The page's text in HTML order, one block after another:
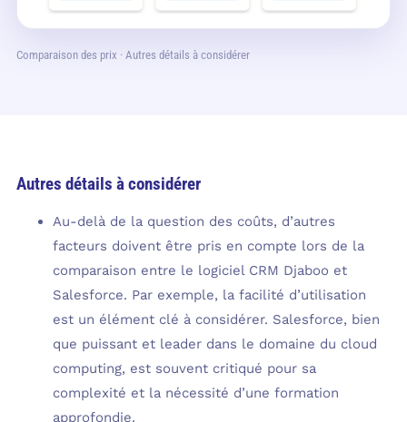
Comparaison des prix · Autres détails à considérer​
Autres détails à considérer
Au-delà de la question des coûts, d’autres
facteurs doivent être pris en compte lors de la
comparaison entre le logiciel CRM Djaboo et
Salesforce. Par exemple, la facilité d’utilisation
est un élément clé à considérer. Salesforce, bien
que puissant et leader dans le domaine du cloud
computing, est souvent critiqué pour sa
complexité et la nécessité d’une formation
approfondie.